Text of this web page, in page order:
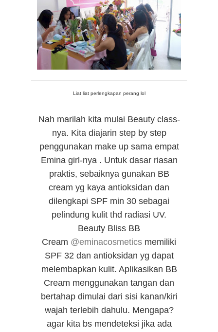
Liat liat perlengkapan perang lol
Nah marilah kita mulai Beauty class-
nya. Kita diajarin step by step
penggunakan make up sama empat
Emina girl-nya . Untuk dasar riasan
praktis, sebaiknya gunakan BB
cream yg kaya antioksidan dan
dilengkapi SPF min 30 sebagai
pelindung kulit thd radiasi UV.
Beauty Bliss BB
Cream ‪@eminacosmetics memiliki
SPF 32 dan antioksidan yg dapat
melembapkan kulit. Aplikasikan BB
Cream menggunakan tangan dan
bertahap dimulai dari sisi kanan/kiri
wajah terlebih dahulu. Mengapa?
agar kita bs mendeteksi jika ada